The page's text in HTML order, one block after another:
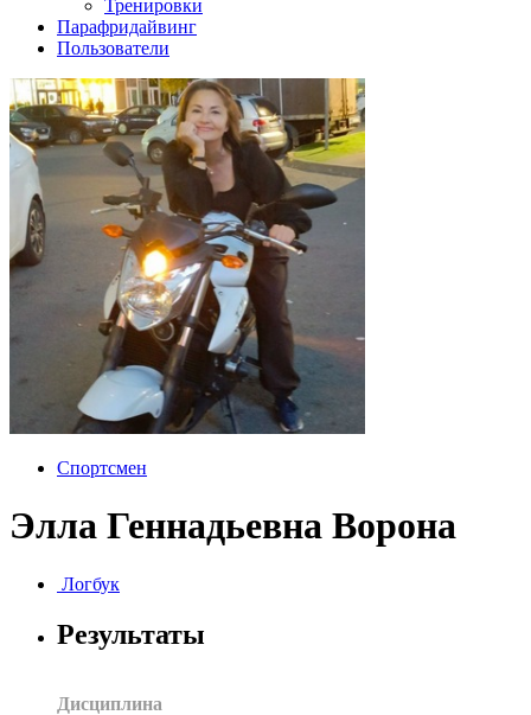
Тренировки
Парафридайвинг
Пользователи
Спортсмен
Элла Геннадьевна Ворона
Логбук
Результаты
Дисциплина